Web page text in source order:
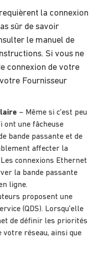
la connexion
sûr de savoir
le manuel de
Si vous ne
connexion de votre
Fournisseur
– Même si c'est peu
ont une fâcheuse
bande passante et de
affecter la
connexions Ethernet
la bande passante
ligne.
proposent une
(QDS). Lorsqu'elle
de définir les priorités
réseau, ainsi que